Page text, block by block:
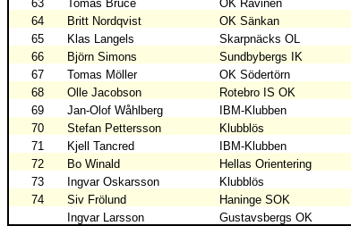
63
Tomas Bruce OK Ravinen
64
Britt Nordqvist OK Sänkan
65
Klas Langels Skarpnäcks OL
66
Björn Simons Sundbybergs IK
67
Tomas Möller OK Södertörn
68
Olle Jacobson Rotebro IS OK
69
Jan-Olof Wåhlberg IBM-Klubben
70
Stefan Pettersson Klubblös
71
Kjell Tancred IBM-Klubben
72
Bo Winald Hellas Orientering
73
Ingvar Oskarsson Klubblös
74
Siv Frölund Haninge SOK
Ingvar Larsson
Gustavsbergs OK